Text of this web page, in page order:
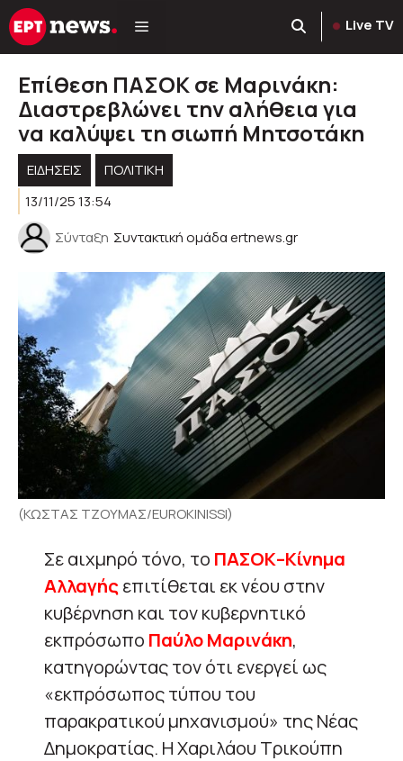
Μετάβαση
σε
Live TV
Επίθεση ΠΑΣΟΚ σε Μαρινάκη:
Διαστρεβλώνει την αλήθεια για
να καλύψει τη σιωπή Μητσοτάκη
ΕΙΔΗΣΕΙΣ
ΠΟΛΙΤΙΚΉ
13/11/25 13:54
Σύνταξη Συντακτική ομάδα ertnews.gr
(ΚΩΣΤΑΣ ΤΖΟΥΜΑΣ/EUROKINISSI)
Σε αιχμηρό τόνο, το ΠΑΣΟΚ–Κίνημα
Αλλαγήςεπιτίθεται εκ νέου στην
κυβέρνηση και τον κυβερνητικό
εκπρόσωπο Παύλο Μαρινάκη,
κατηγορώντας τον ότι ενεργεί ως
«εκπρόσωπος τύπου του
παρακρατικού μηχανισμού» της Νέας
Δημοκρατίας. Η Χαριλάου Τρικούπη